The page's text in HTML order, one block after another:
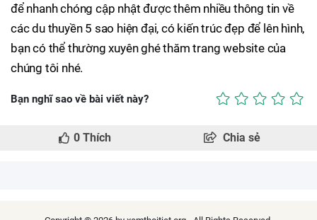
để nhanh chóng cập nhật được thêm nhiều thông tin về
các du thuyền 5 sao hiện đại, có kiến trúc đẹp để lên hình,
bạn có thể thường xuyên ghé thăm trang website của
chúng tôi nhé.
Bạn nghĩ sao về bài viết này?
0 Thích Chia sẻ